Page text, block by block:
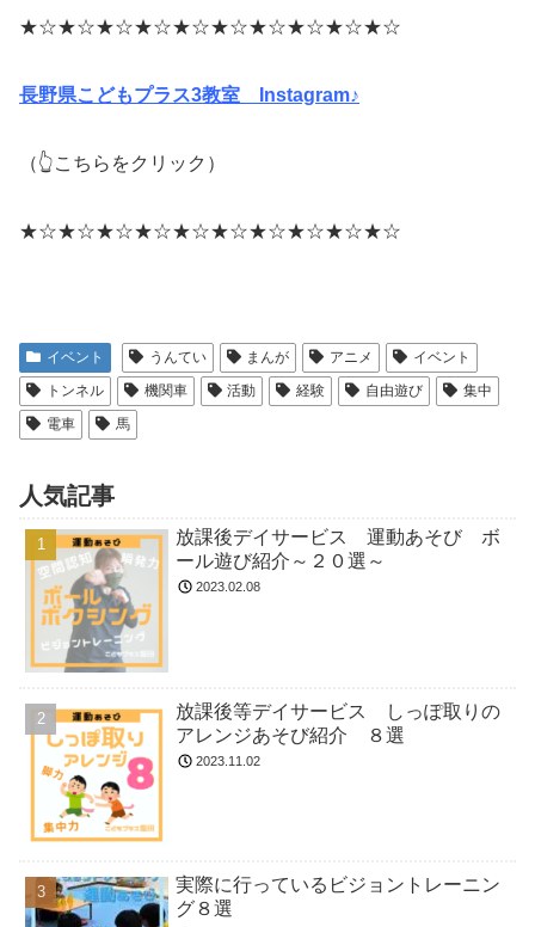
★☆★☆★☆★☆★☆★☆★☆★☆★☆★☆
長野県こどもプラス3教室 Instagram♪
（👆こちらをクリック）
★☆★☆★☆★☆★☆★☆★☆★☆★☆★☆
イベント うんてい まんが アニメ
イベント
トンネル
機関車 活動 経験 自由遊び
集中
電車
馬
人気記事
放課後デイサービス 運動あそび ボ
ール遊び紹介～２０選～
2023.02.08
放課後等デイサービス しっぽ取りの
アレンジあそび紹介 ８選
2023.11.02
実際に行っているビジョントレーニン
グ８選